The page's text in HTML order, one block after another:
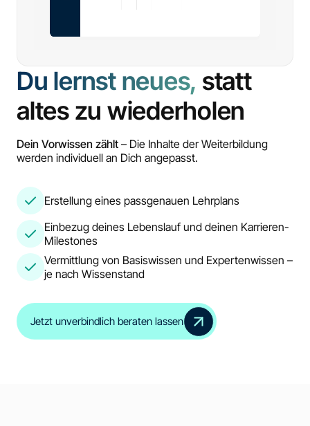
Du lernst neues, statt
altes zu wiederholen
Dein Vorwissen zählt – Die Inhalte der Weiterbildung
werden individuell an Dich angepasst.
Erstellung eines passgenauen Lehrplans
Einbezug deines Lebenslauf und deinen Karrieren-
Milestones
Vermittlung von Basiswissen und Expertenwissen –
je nach Wissenstand
Jetzt unverbindlich beraten lassen